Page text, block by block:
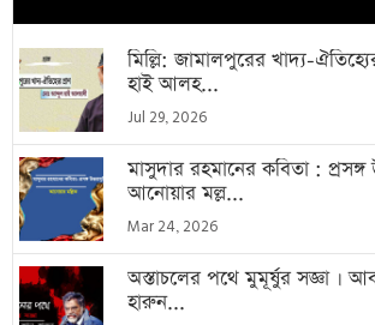
মিল্লি: জামালপুরের খাদ্য-
হাই আলহ...
Jul 29, 2026
মাসুদার রহমানের কবিতা : প্রসঙ্গ
আনোয়ার মল্ল...
Mar 24, 2026
অস্তাচলের পথে মুমূর্ষুর সজ্ঞা ।
হারুন...